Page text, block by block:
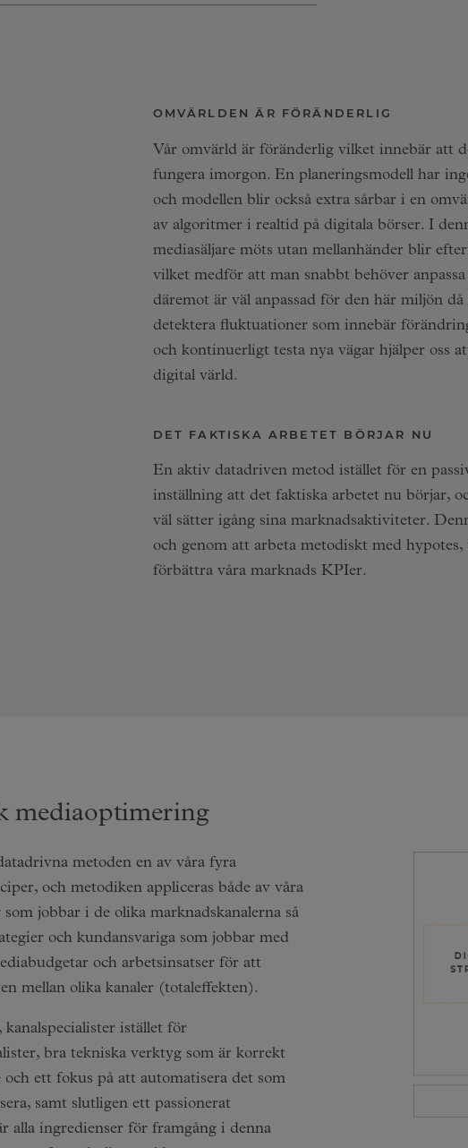
OMVÄRLDEN ÄR FÖRÄNDERLIG
Vår omvärld är föränderlig vilket innebär att
fungera imorgon. En planeringsmodell har
och modellen blir också extra sårbar i en
av algoritmer i realtid på digitala börser. I
mediasäljare möts utan mellanhänder blir
vilket medför att man snabbt behöver
däremot är väl anpassad för den här miljön
detektera fluktuationer som innebär
och kontinuerligt testa nya vägar hjälper oss
digital värld.
DET FAKTISKA ARBETET BÖRJAR NU
En aktiv datadriven metod istället för en
inställning att det faktiska arbetet nu börjar,
väl sätter igång sina marknadsaktiviteter.
och genom att arbeta metodiskt med
förbättra våra marknads KPIer.
mediaoptimering
metoden en av våra fyra
och metodiken appliceras både av våra
som jobbar i de olika marknadskanalerna så
och kundansvariga som jobbar med
och arbetsinsatser för att
mellan olika kanaler (totaleffekten).
istället för
bra tekniska verktyg som är korrekt
och ett fokus på att automatisera det som
samt slutligen ett passionerat
alla ingredienser för framgång i denna